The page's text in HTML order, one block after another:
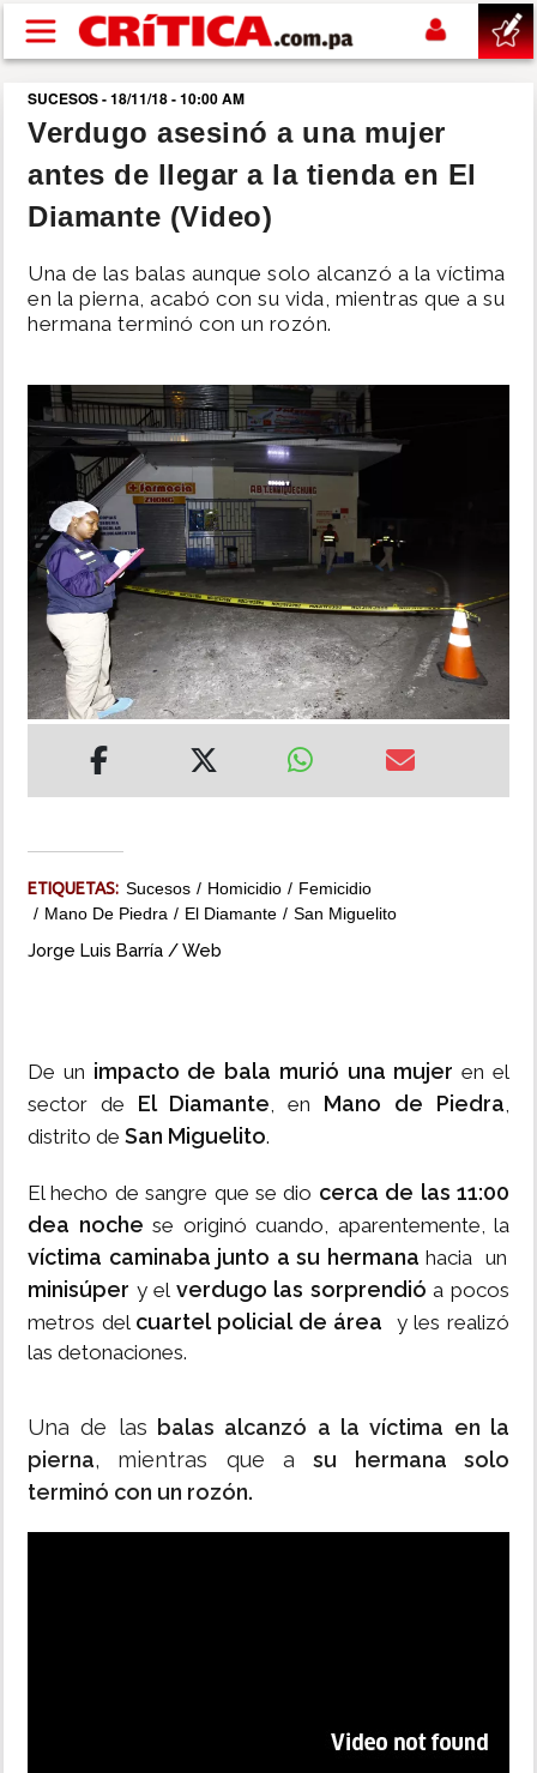
Pasar al contenido principal
buscar
SUCESOS
POLÍTICA
DEPORTES
MUNDO
INSÓLITAS
MULTIMEDIA
IMPRESO
SUCESOS - 18/11/18 - 10:00 AM
Verdugo asesinó a una mujer
antes de llegar a la tienda en El
Diamante (Video)
Una de las balas aunque solo alcanzó a la víctima
en la pierna, acabó con su vida, mientras que a su
hermana terminó con un rozón.
ETIQUETAS: Sucesos Homicidio
Femicidio
Mano De Piedra
El Diamante San Miguelito
Jorge Luis Barría / Web
De un impacto de bala murió una mujer en el
sector de El Diamante, en Mano de Piedra,
distrito de San Miguelito.
El hecho de sangre que se dio cerca de las 11:00
dea noche se originó cuando, aparentemente, la
víctima caminaba junto a su hermanahacia un
minisúper y el verdugo las sorprendióa pocos
metros del cuartel policial de área
y les realizó
las detonaciones.
Una de las balas alcanzó a la víctima en la
pierna, mientras que asu hermana solo
terminó con un rozón.